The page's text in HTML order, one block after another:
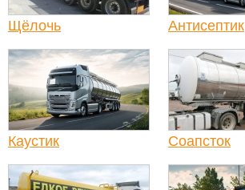
Щёлочь Антисептик
Каустик Соапсток